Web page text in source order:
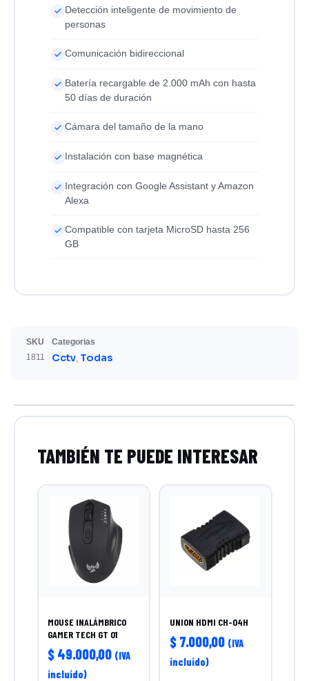
Detección inteligente de movimiento de
personas
Comunicación bidireccional
Batería recargable de 2.000 mAh con hasta
50 días de duración
Cámara del tamaño de la mano
Instalación con base magnética
Integración con Google Assistant y Amazon
Alexa
Compatible con tarjeta MicroSD hasta 256
GB
SKU
1811
Categorias
Cctv, Todas
MOUSE INALÁMBRICO
GAMER TECH GT 01
$ 49.000,00 (IVA
incluido)
UNION HDMI CH-04H
$7.000,00 (IVA
incluido)